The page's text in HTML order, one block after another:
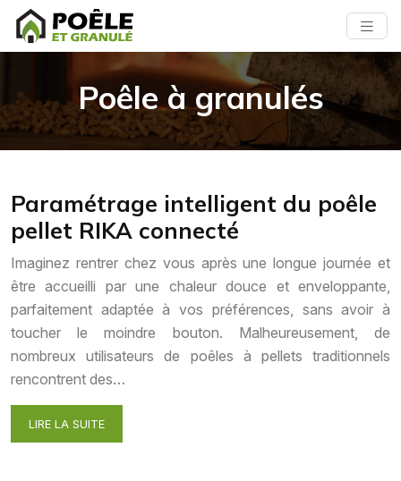
Poêle à granulés
Paramétrage intelligent du poêle
pellet RIKA connecté
Imaginez rentrer chez vous après une longue journée et
être accueilli par une chaleur douce et enveloppante,
parfaitement adaptée à vos préférences, sans avoir à
toucher le moindre bouton. Malheureusement, de
nombreux utilisateurs de poêles à pellets traditionnels
rencontrent des…
LIRE LA SUITE